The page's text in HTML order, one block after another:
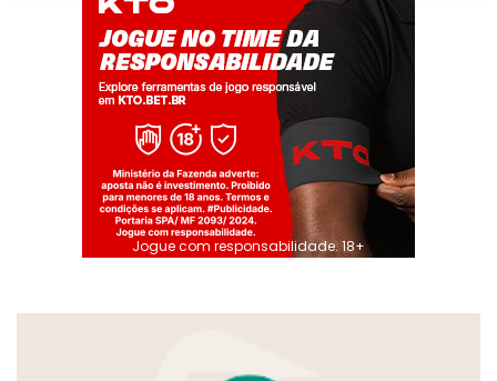
Jogue com responsabilidade. 18+